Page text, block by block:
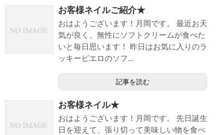
お客様ネイルご紹介★
おはようございます！月岡です。 最近お天
気が良く、無性にソフトクリームが食べた
いと毎日思います！ 昨日はお気に入りのラ
ッキーピエロのソフ...
記事を読む
お客様ネイル★
おはようございます！月岡です。 先日誕生
日を迎えて、張り切って美味しい物を食べ